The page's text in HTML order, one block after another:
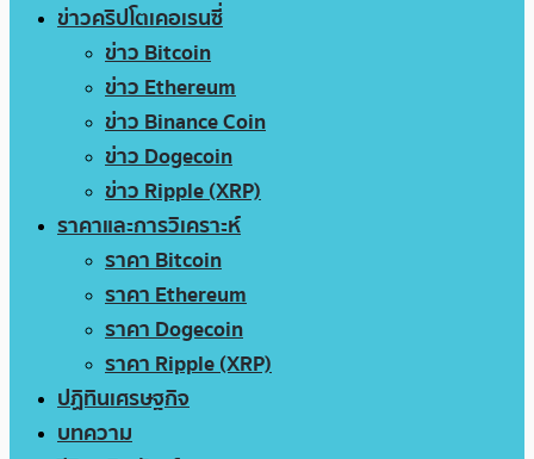
ข่าวคริปโตเคอเรนซี่
ข่าว Bitcoin
ข่าว Ethereum
ข่าว Binance Coin
ข่าว Dogecoin
ข่าว Ripple (XRP)
ราคาและการวิเคราะห์
ราคา Bitcoin
ราคา Ethereum
ราคา Dogecoin
ราคา Ripple (XRP)
ปฏิทินเศรษฐกิจ
บทความ